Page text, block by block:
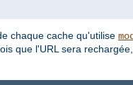
chaque cache qu'utilise
que l'URL sera